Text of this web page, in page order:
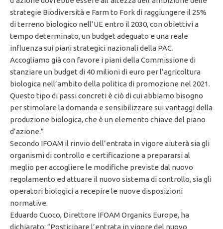
strategie Biodiversità e Farm to Fork di raggiungere il 25%
di terreno biologico nell’UE entro il 2030, con obiettivi a
tempo determinato, un budget adeguato e una reale
influenza sui piani strategici nazionali della PAC.
Accogliamo già con favore i piani della Commissione di
stanziare un budget di 40 milioni di euro per l’agricoltura
biologica nell’ambito della politica di promozione nel 2021.
Questo tipo di passi concreti è ciò di cui abbiamo bisogno
per stimolare la domanda e sensibilizzare sui vantaggi della
produzione biologica, che è un elemento chiave del piano
d’azione.”
Secondo IFOAM il rinvio dell’entrata in vigore aiuterà sia gli
organismi di controllo e certificazione a prepararsi al
meglio per accogliere le modifiche previste dal nuovo
regolamento ed attuare il nuovo sistema di controllo, sia gli
operatori biologici a recepire le nuove disposizioni
normative.
Eduardo Cuoco, Direttore IFOAM Organics Europe, ha
dichiarato: “Posticipare l’entrata in vigore del nuovo